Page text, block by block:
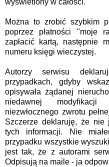
wyświetlony w całości.
Można to zrobić szybkim
poprzez płatności "moje
zapłacić kartą, następnie
numeru księgi wieczystej.
Autorzy serwisu
przypadkach, gdyby
opisywała żądanej
niedawnej
niezwłocznego zwrotu
Szczerze deklaruję, że nie
tych informacji. Nie
przypadku wszystkie
jest tak, że z autorami
Odpisują na maile - ja